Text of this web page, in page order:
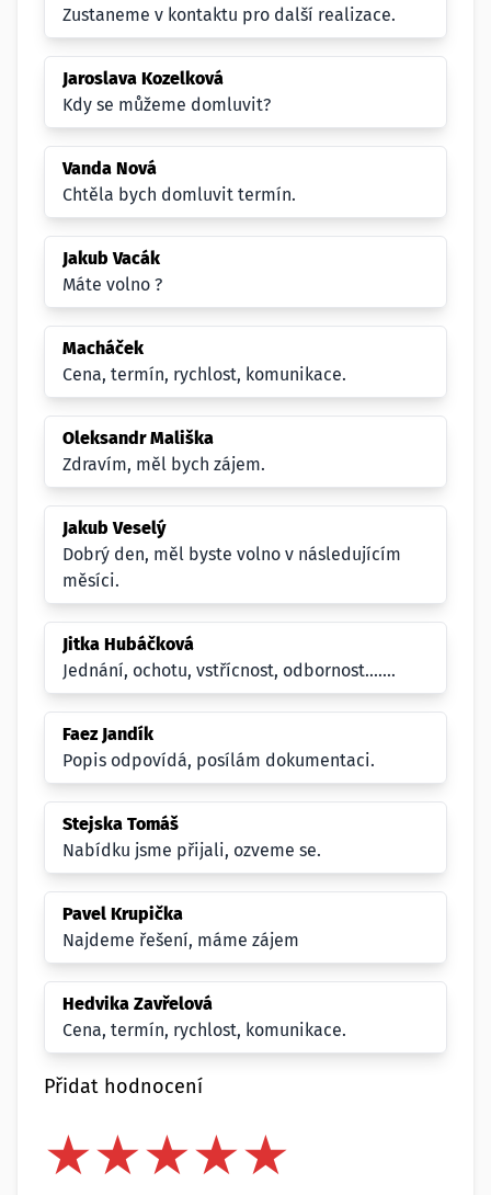
Zustaneme v kontaktu pro další realizace.
Jaroslava Kozelková
Kdy se můžeme domluvit?
Vanda Nová
Chtěla bych domluvit termín.
Jakub Vacák
Máte volno ?
Macháček
Cena, termín, rychlost, komunikace.
Oleksandr Mališka
Zdravím, měl bych zájem.
Jakub Veselý
Dobrý den, měl byste volno v následujícím
měsíci.
Jitka Hubáčková
Jednání, ochotu, vstřícnost, odbornost.......
Faez Jandík
Popis odpovídá, posílám dokumentaci.
Stejska Tomáš
Nabídku jsme přijali, ozveme se.
Pavel Krupička
Najdeme řešení, máme zájem
Hedvika Zavřelová
Cena, termín, rychlost, komunikace.
Přidat hodnocení
★
★★
★★★
★★★★
★★★★★